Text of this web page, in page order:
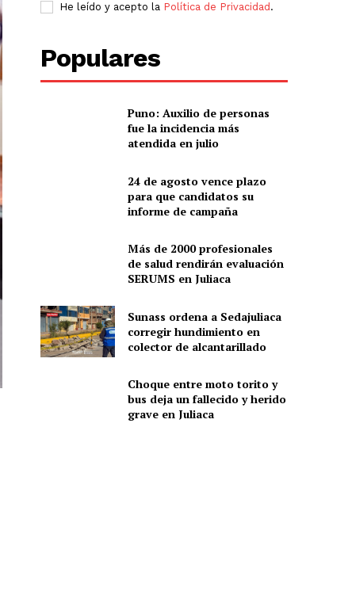
He leído y acepto la Política de Privacidad .
Populares
Puno: Auxilio de personas
fue la incidencia más
atendida en julio
24 de agosto vence plazo
para que candidatos su
informe de campaña
Más de 2000 profesionales
de salud rendirán evaluación
SERUMS en Juliaca
Sunass ordena a Sedajuliaca
corregir hundimiento en
colector de alcantarillado
Choque entre moto torito y
bus deja un fallecido y herido
grave en Juliaca